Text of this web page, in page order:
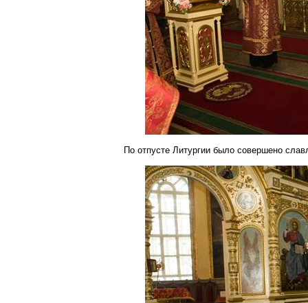
По отпусте Литургии было совершено